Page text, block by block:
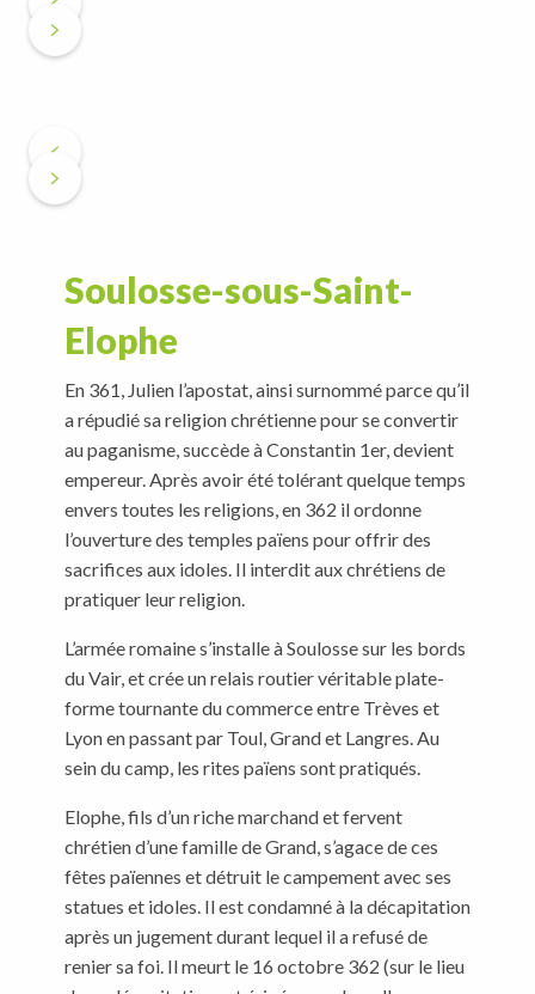
Soulosse-sous-Saint-
Elophe
En 361, Julien l’apostat, ainsi surnommé parce qu’il
a répudié sa religion chrétienne pour se convertir
au paganisme, succède à Constantin 1er, devient
empereur. Après avoir été tolérant quelque temps
envers toutes les religions, en 362 il ordonne
l’ouverture des temples païens pour offrir des
sacrifices aux idoles. Il interdit aux chrétiens de
pratiquer leur religion.
L’armée romaine s’installe à Soulosse sur les bords
du Vair, et crée un relais routier véritable plate-
forme tournante du commerce entre Trèves et
Lyon en passant par Toul, Grand et Langres. Au
sein du camp, les rites païens sont pratiqués.
Elophe, fils d’un riche marchand et fervent
chrétien d’une famille de Grand, s’agace de ces
fêtes païennes et détruit le campement avec ses
statues et idoles. Il est condamné à la décapitation
après un jugement durant lequel il a refusé de
renier sa foi. Il meurt le 16 octobre 362 (sur le lieu